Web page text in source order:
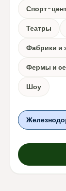
Спорт-
Театры
Фабрики и
Фермы и
Шоу